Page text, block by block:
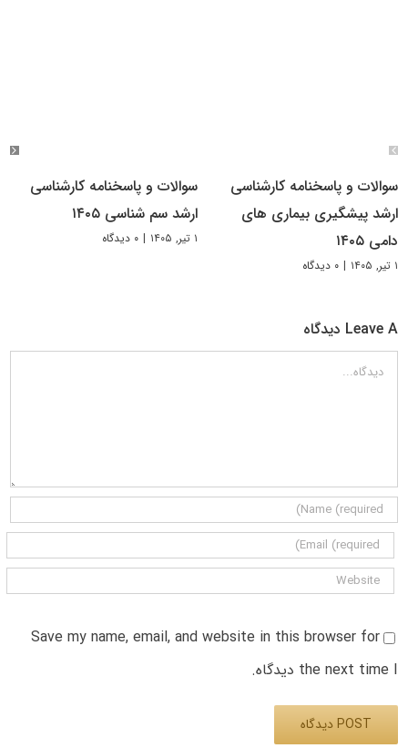
سوالات و پاسخنامه کارشناسی
ارشد پیشگیری بیماری های
دامی ۱۴۰۵
۱ تیر, ۱۴۰۵ | ۰ دیدگاه
سوالات و پاسخنامه کارشناسی
ارشد سم شناسی ۱۴۰۵
۱ تیر, ۱۴۰۵ | ۰ دیدگاه
Leave A دیدگاه
دیدگاه
Save my name, email, and website in this browser for
the next time I دیدگاه.